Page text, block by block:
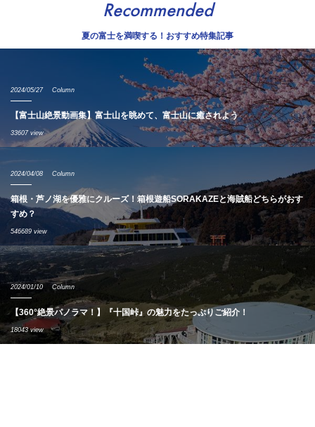
Recommended
夏の富士を満喫する！おすすめ特集記事
2024/05/27 Column
【富士山絶景動画集】富士山を眺めて、富士山に癒されよう
33607 view
2024/04/08 Column
箱根・芦ノ湖を優雅にクルーズ！箱根遊船SORAKAZEと海賊船どちらがおす
すめ？
546689 view
2024/01/10 Column
【360°絶景パノラマ！】『十国峠』の魅力をたっぷりご紹介！
18043 view